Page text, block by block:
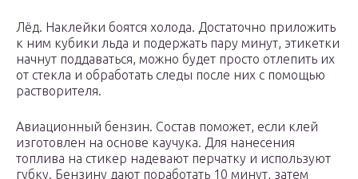
Лёд. Наклейки боятся холода. Достаточно приложить
к ним кубики льда и подержать пару минут, этикетки
начнут поддаваться, можно будет просто отлепить их
от стекла и обработать следы после них с помощью
растворителя.
Авиационный бензин. Состав поможет, если клей
изготовлен на основе каучука. Для нанесения
топлива на стикер надевают перчатку и используют
губку. Бензину дают поработать 10 минут, затем